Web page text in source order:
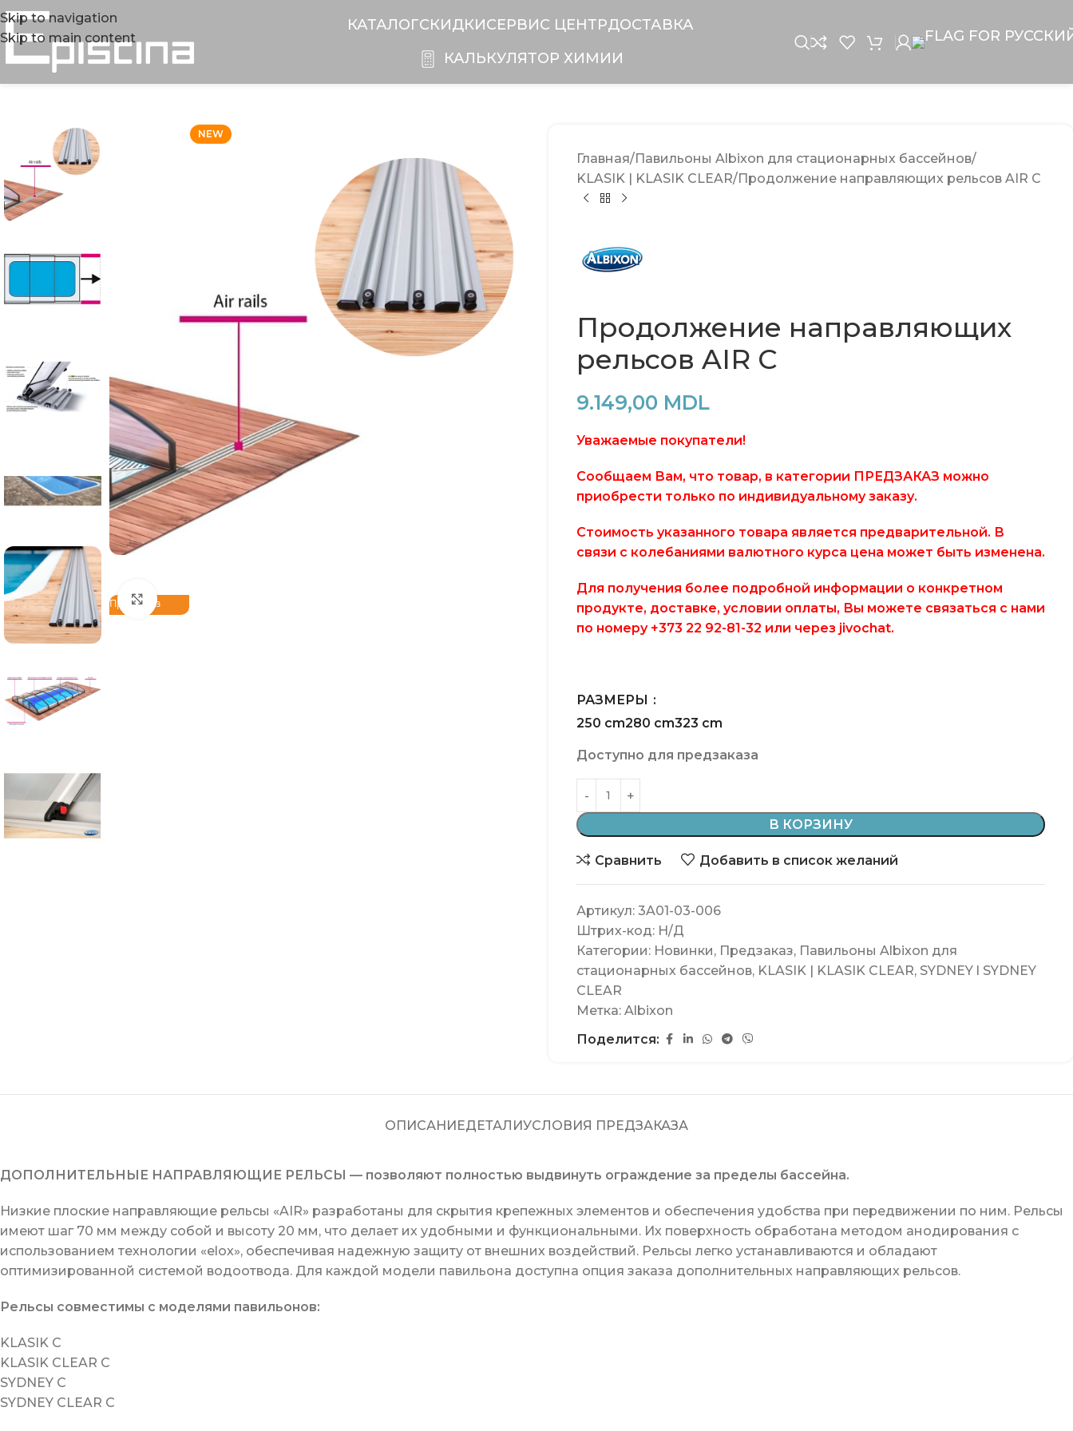
Skip to navigation
Skip to main content
КАТАЛОГСКИДКИCЕРВИС ЦЕНТРДОСТАВКА
КАЛЬКУЛЯТОР ХИМИИ
NEW
ПредзаказClick to enlarge
Главная Павильоны Albixon для стационарных бассейнов
KLASIK | KLASIK CLEAR Продолжение направляющих рельсов AIR С
Продолжение направляющих
рельсов AIR С
9.149,00 MDL
Уважаемые покупатели!
Сообщаем Вам, что товар, в категории ПРЕДЗАКАЗ можно
приобрести только по индивидуальному заказу.
Стоимость указанного товара является предварительной. В
связи с колебаниями валютного курса цена может быть изменена.
Для получения более подробной информации о конкретном
продукте, доставке, условии оплаты, Вы можете связаться с нами
по номеру +373 22 92-81-32 или через jivochat.
РАЗМЕРЫ
250 cm280 cm323 cm
Доступно для предзаказа
В КОРЗИНУ
Сравнить Добавить в список желаний
Артикул: 3A01-03-006
Штрих-код: Н/Д
Категории: Новинки, Предзаказ, Павильоны Albixon для
стационарных бассейнов, KLASIK | KLASIK CLEAR, SYDNEY l SYDNEY
CLEAR
Метка: Albixon
Поделится:
ОПИСАНИЕДЕТАЛИУСЛОВИЯ ПРЕДЗАКАЗА
ДОПОЛНИТЕЛЬНЫЕ НАПРАВЛЯЮЩИЕ РЕЛЬСЫ — позволяют полностью выдвинуть ограждение за пределы бассейна.
Низкие плоские направляющие рельсы «AIR» разработаны для скрытия крепежных элементов и обеспечения удобства при передвижении по ним. Рельсы
имеют шаг 70 мм между собой и высоту 20 мм, что делает их удобными и функциональными. Их поверхность обработана методом анодирования с
использованием технологии «elox», обеспечивая надежную защиту от внешних воздействий. Рельсы легко устанавливаются и обладают
оптимизированной системой водоотвода. Для каждой модели павильона доступна опция заказа дополнительных направляющих рельсов.
Рельсы совместимы с моделями павильонов:
KLASIK С
KLASIK CLEAR С
SYDNEY С
SYDNEY CLEAR С